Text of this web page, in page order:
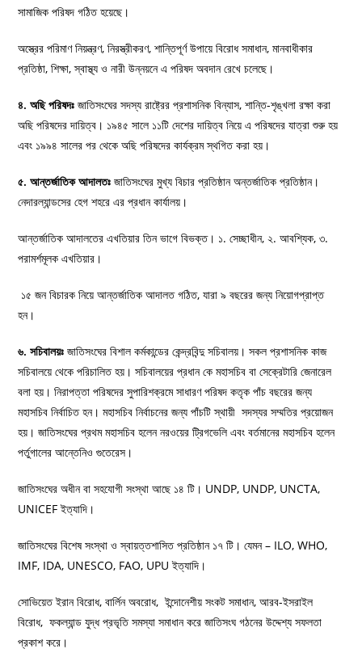
সামাজিক পরিষদ গঠিত হয়েছে।
অস্ত্রের পরিমাণ নিয়ন্ত্রণ, নিরস্ত্রীকরণ, শান্তিপূর্ণ উপায়ে বিরোধ সমাধান, মানবাধীকার
প্রতিষ্ঠা, শিক্ষা, স্বাস্থ্য ও নারী উন্নয়নে এ পরিষদ অবদান রেখে চলেছে।
৪. অছি পরিষদঃ জাতিসংঘের সদস্য রাষ্ট্রের প্রশাসনিক বিন্যাস, শান্তি-শৃঙ্খলা রক্ষা করা
অছি পরিষদের দায়িত্ব। ১৯৪৫ সালে ১১টি দেশের দায়িত্ব নিয়ে এ পরিষদের যাত্রা শুরু হয়
এবং ১৯৯৪ সালের পর থেকে অছি পরিষদের কার্যক্রম স্থগিত করা হয়।
৫. আন্তর্জাতিক আদালতঃ জাতিসংঘের মুখ্য বিচার প্রতিষ্ঠান অন্তর্জাতিক প্রতিষ্ঠান।
নেদারল্যান্ডসের হেগ শহরে এর প্রধান কার্যালয়।
আন্তর্জাতিক আদালতের এখতিয়ার তিন ভাগে বিভক্ত। ১. সেচ্ছাধীন, ২. আবশ্যিক, ৩.
পরামর্শমূলক এখতিয়ার।
১৫ জন বিচারক নিয়ে আন্তর্জাতিক আদালত গঠিত, যারা ৯ বছরের জন্য নিয়োগপ্রাপ্ত
হন।
৬. সচিবালয়ঃ জাতিসংঘের বিশাল কর্মকান্ডের কেন্দ্রবিন্দু সচিবালয়। সকল প্রশাসনিক কাজ
সচিবালয়ে থেকে পরিচালিত হয়। সচিবালয়ের প্রধান কে মহাসচিব বা সেক্রেটারি জেনারেল
বলা হয়। নিরাপত্তা পরিষদের সুপারিশক্রমে সাধারণ পরিষদ কতৃক পাঁচ বছরের জন্য
মহাসচিব নির্বাচিত হন। মহাসচিব নির্বাচনের জন্য পাঁচটি স্থায়ী সদস্যর সম্মতির প্রয়োজন
হয়। জাতিসংঘের প্রথম মহাসচিব হলেন নরওয়ের ট্রিগভেলি এবং বর্তমানের মহাসচিব হলেন
পর্তুগালের আন্তেনিও গুতেরেস।
জাতিসংঘের অধীন বা সহযোগী সংস্থা আছে ১৪ টি। UNDP, UNDP, UNCTA,
UNICEF ইত্যাদি।
জাতিসংঘের বিশেষ সংস্থা ও স্বায়ত্তশাসিত প্রতিষ্ঠান ১৭ টি। যেমন – ILO, WHO,
IMF, IDA, UNESCO, FAO, UPU ইত্যাদি।
‌সোভিয়েত ইরান বিরোধ, বার্লিন অবরোধ, ইন্দোনেশীয় সংকট সমাধান, আরব-ইসরাইল
বিরোধ, ফকল্যান্ড যুদ্ধ প্রভৃতি সমস্যা সমাধান করে জাতিসংঘ গঠনের উদ্দেশ্য সফলতা
প্রকাশ করে।